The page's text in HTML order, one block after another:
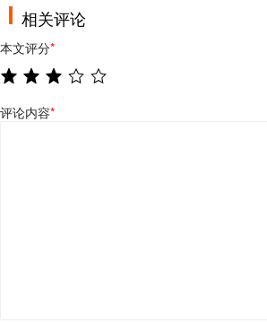
相关评论
本文评分*
评论内容*